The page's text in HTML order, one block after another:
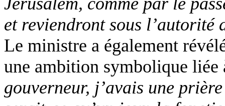
et reviendront sous l’autorité
Le ministre a également
une ambition symbolique
gouverneur, j’avais une